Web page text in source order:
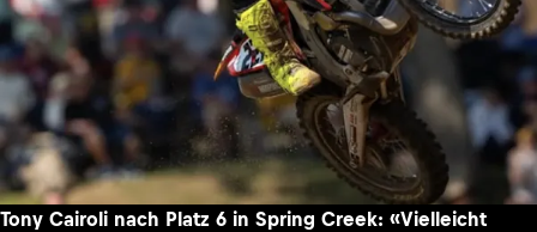
Tony Cairoli nach Platz 6 in Spring Creek: «Vielleicht